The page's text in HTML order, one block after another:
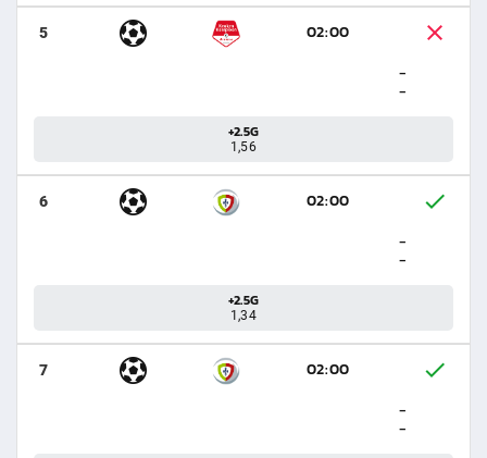
5
02:00
-
-
+2.5G
1,56
6
02:00
-
-
+2.5G
1,34
7
02:00
-
-